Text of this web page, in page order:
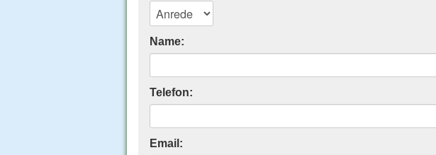
Name:
Telefon:
Email: